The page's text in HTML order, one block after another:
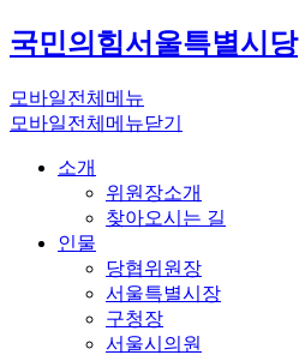
국민의힘서울특별시당
모바일전체메뉴
모바일전체메뉴닫기
소개
위원장소개
찾아오시는 길
인물
당협위원장
서울특별시장
구청장
서울시의원